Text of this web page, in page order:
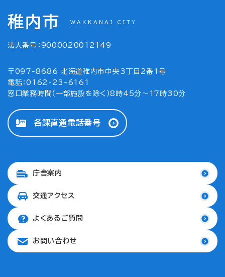
稚内市 WAKKANAI CITY
法人番号：9000020012149
〒097-8686 北海道稚内市中央3丁目2番1号
電話：0162-23-6161
窓口業務時間（一部施設を除く）8時45分～17時30分
各課直通電話番号
庁舎案内
交通アクセス
よくあるご質問
お問い合わせ